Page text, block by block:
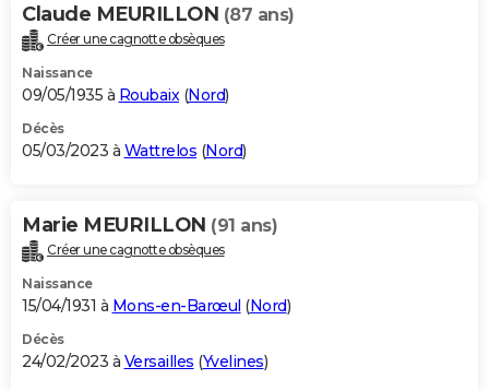
Claude MEURILLON (87 ans)
Créer une cagnotte obsèques
Naissance
09/05/1935 à Roubaix(Nord)
Décès
05/03/2023 à Wattrelos (Nord)
Marie MEURILLON (91 ans)
Créer une cagnotte obsèques
Naissance
15/04/1931 à Mons-en-Barœul (Nord)
Décès
24/02/2023 à Versailles (Yvelines)